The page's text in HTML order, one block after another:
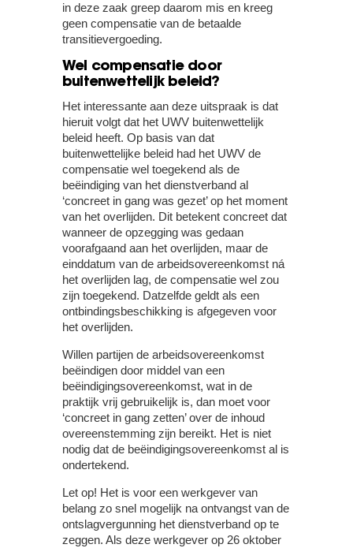
in deze zaak greep daarom mis en kreeg
geen compensatie van de betaalde
transitievergoeding.
Wel compensatie door
buitenwettelijk beleid?
Het interessante aan deze uitspraak is dat
hieruit volgt dat het UWV buitenwettelijk
beleid heeft. Op basis van dat
buitenwettelijke beleid had het UWV de
compensatie wel toegekend als de
beëindiging van het dienstverband al
‘concreet in gang was gezet’ op het moment
van het overlijden. Dit betekent concreet dat
wanneer de opzegging was gedaan
voorafgaand aan het overlijden, maar de
einddatum van de arbeidsovereenkomst ná
het overlijden lag, de compensatie wel zou
zijn toegekend. Datzelfde geldt als een
ontbindingsbeschikking is afgegeven voor
het overlijden.
Willen partijen de arbeidsovereenkomst
beëindigen door middel van een
beëindigingsovereenkomst, wat in de
praktijk vrij gebruikelijk is, dan moet voor
‘concreet in gang zetten’ over de inhoud
overeenstemming zijn bereikt. Het is niet
nodig dat de beëindigingsovereenkomst al is
ondertekend.
Let op! Het is voor een werkgever van
belang zo snel mogelijk na ontvangst van de
ontslagvergunning het dienstverband op te
zeggen. Als deze werkgever op 26 oktober